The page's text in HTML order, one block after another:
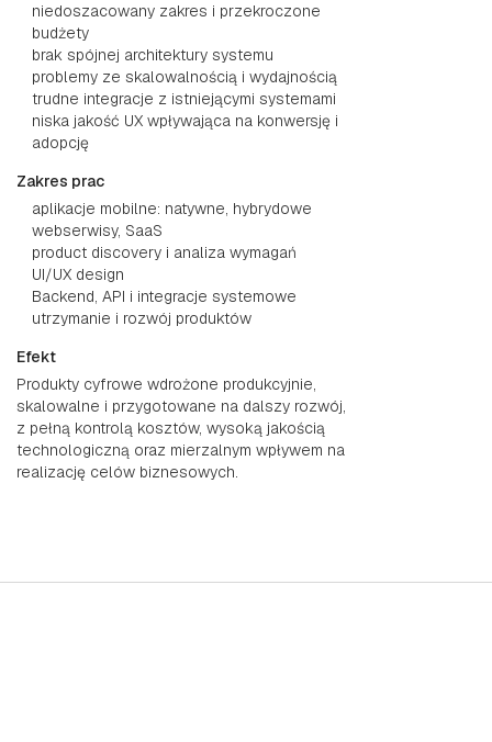
niedoszacowany zakres i przekroczone
budżety
brak spójnej architektury systemu
problemy ze skalowalnością i wydajnością
trudne integracje z istniejącymi systemami
niska jakość UX wpływająca na konwersję i
adopcję
Zakres prac
aplikacje mobilne: natywne, hybrydowe
webserwisy, SaaS
product discovery i analiza wymagań
UI/UX design
Backend, API i integracje systemowe
utrzymanie i rozwój produktów
Efekt
Produkty cyfrowe wdrożone produkcyjnie,
skalowalne i przygotowane na dalszy rozwój,
z pełną kontrolą kosztów, wysoką jakością
technologiczną oraz mierzalnym wpływem na
realizację celów biznesowych.